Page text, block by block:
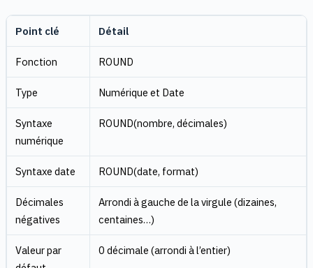
Point clé Détail
Fonction ROUND
Type Numérique et Date
Syntaxe
numérique
ROUND(nombre, décimales)
Syntaxe date ROUND(date, format)
Décimales
négatives
Arrondi à gauche de la virgule (dizaines,
centaines…)
Valeur par
0 décimale (arrondi à l’entier)